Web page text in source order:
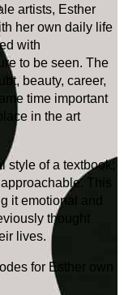
artists, Esther
her own daily life
with
to be seen. The
beauty, career,
time important
in the art
style of a textbook;
This
it emotional and
thought
lives.
for Esther own